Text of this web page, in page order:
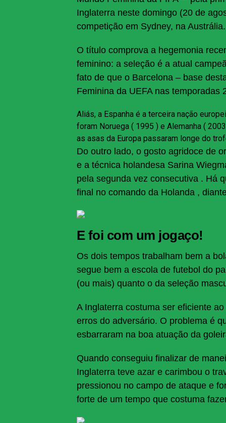
Inglaterra neste domingo (20 de
competição em Sydney, na Austrália.
O título comprova a hegemonia
feminino: a seleção é a atual
fato de que o Barcelona – base
Feminina da UEFA nas temporadas
Aliás, a Espanha é a terceira nação
foram Noruega ( 1995 ) e Alemanha (
as asas da Europa passaram longe do
Do outro lado, o gosto agridoce de
e a técnica holandesa Sarina
pela segunda vez consecutiva . Há
final no comando da Holanda ,
E foi com um jogaço!
Os dois tempos trabalham bem a
segue bem a escola de futebol do
(ou mais) quanto o da seleção
A Inglaterra costuma ser eficiente
erros do adversário. O problema é
esbarraram na boa atuação da
Quando conseguiu finalizar de
Inglaterra teve azar e carimbou o
pressionou no campo de ataque e
forte de um tempo que costuma